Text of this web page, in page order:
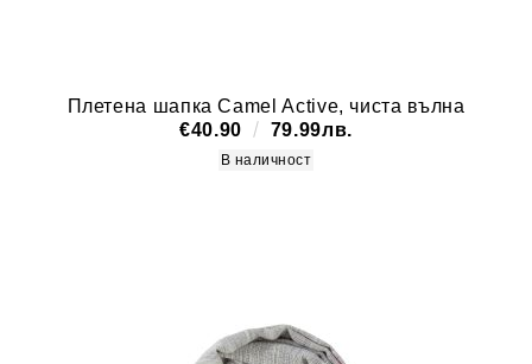
Плетена шапка Camel Active, чиста вълна
€40.90
79.99лв.
В наличност